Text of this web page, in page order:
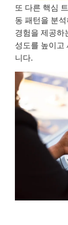
또 다른 핵심
동 패턴을 분
경험을 제공하
성도를 높이고
니다.